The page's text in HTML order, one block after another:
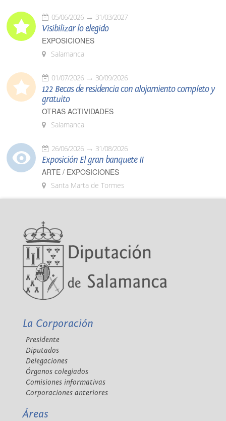
05/06/2026 31/03/2027
Visibilizar lo elegido
EXPOSICIONES
Salamanca
01/07/2026 30/09/2026
122 Becas de residencia con alojamiento completo y
gratuito
OTRAS ACTIVIDADES
Salamanca
26/06/2026 31/08/2026
Exposición El gran banquete II
ARTE / EXPOSICIONES
Santa Marta de Tormes
La Corporación
Presidente
Diputados
Delegaciones
Órganos colegiados
Comisiones informativas
Corporaciones anteriores
Áreas